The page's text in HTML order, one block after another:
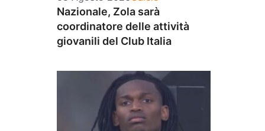
Nazionale, Zola sarà
coordinatore delle attività
giovanili del Club Italia